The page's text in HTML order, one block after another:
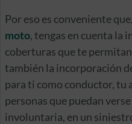
Por eso es conveniente
moto, tengas en cuenta la
coberturas que te permitan
también la incorporación
para ti como conductor, tu
personas que puedan
involuntaria, en un